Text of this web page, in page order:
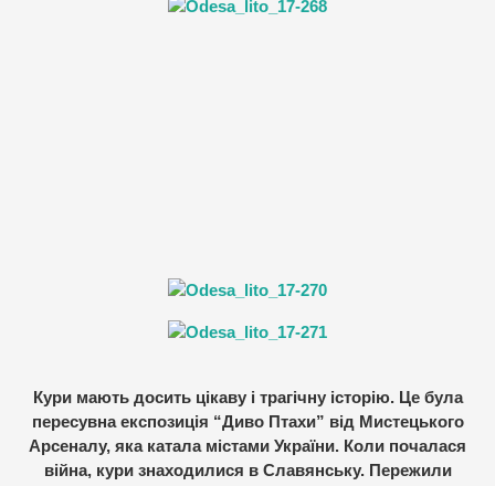
Кури мають досить цікаву і трагічну історію. Це була
пересувна експозиція “Диво Птахи” від Мистецького
Арсеналу, яка катала містами України. Коли почалася
війна, кури знаходилися в Славянську. Пережили